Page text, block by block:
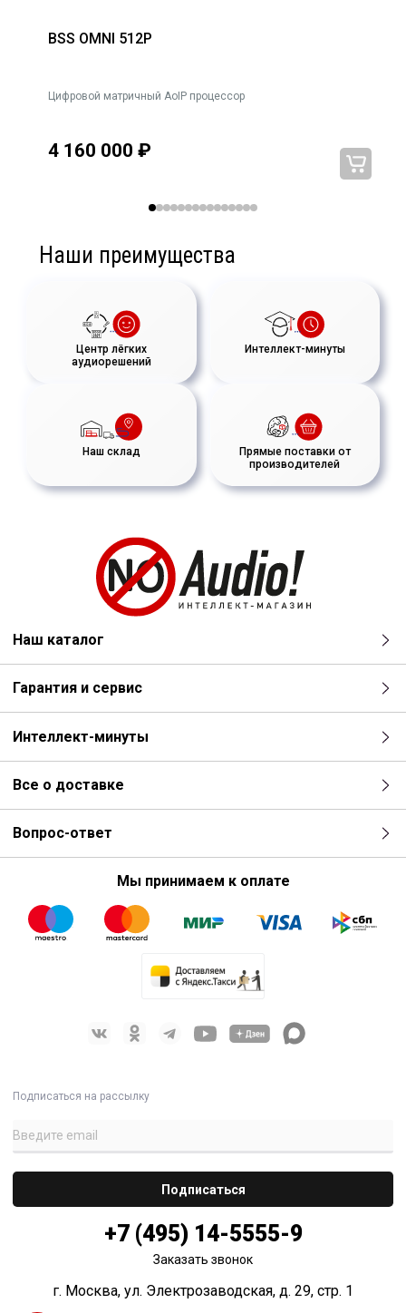
BSS OMNI 512P
Цифровой матричный AoIP процессор
4 160 000 ₽
Наши преимущества
Центр лёгких
аудиорешений
Интеллект-минуты
Наш склад
Прямые поставки от
производителей
Наш каталог
Гарантия и сервис
Интеллект-минуты
Все о доставке
Вопрос-ответ
Мы принимаем к оплате
Подписаться на рассылку
+7 (495) 14-5555-9
Заказать звонок
г. Москва, ул. Электрозаводская, д. 29, стр. 1